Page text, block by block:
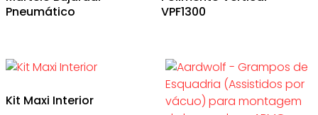
Pneumático
VPF1300
Kit Maxi Interior